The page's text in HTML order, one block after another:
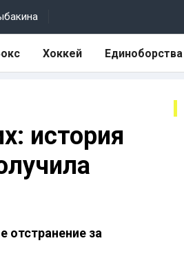
Хоккей Единоборства
история
отстранение за